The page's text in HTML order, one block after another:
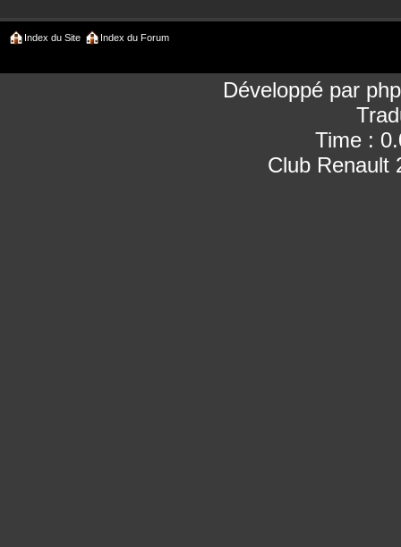
Index du Site Index du Forum
Développé par
Time :
Club Renault